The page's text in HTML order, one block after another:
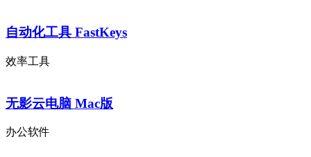
自动化工具 FastKeys
效率工具
无影云电脑 Mac版
办公软件